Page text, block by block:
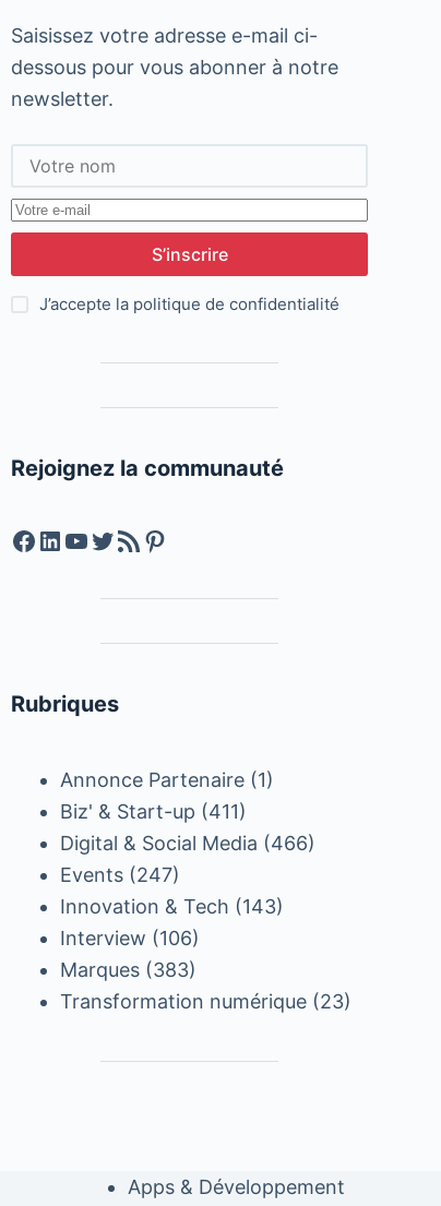
Saisissez votre adresse e-mail ci-
dessous pour vous abonner à notre
newsletter.
S’inscrire
J’accepte la politique de confidentialité
Rejoignez la communauté
Facebook
LinkedIn
YouTube
Twitter
Feed RSSPinterest
Rubriques
Annonce Partenaire (1)
Biz' & Start-up (411)
Digital & Social Media (466)
Events (247)
Innovation & Tech (143)
Interview (106)
Marques (383)
Transformation numérique (23)
Apps & Développement